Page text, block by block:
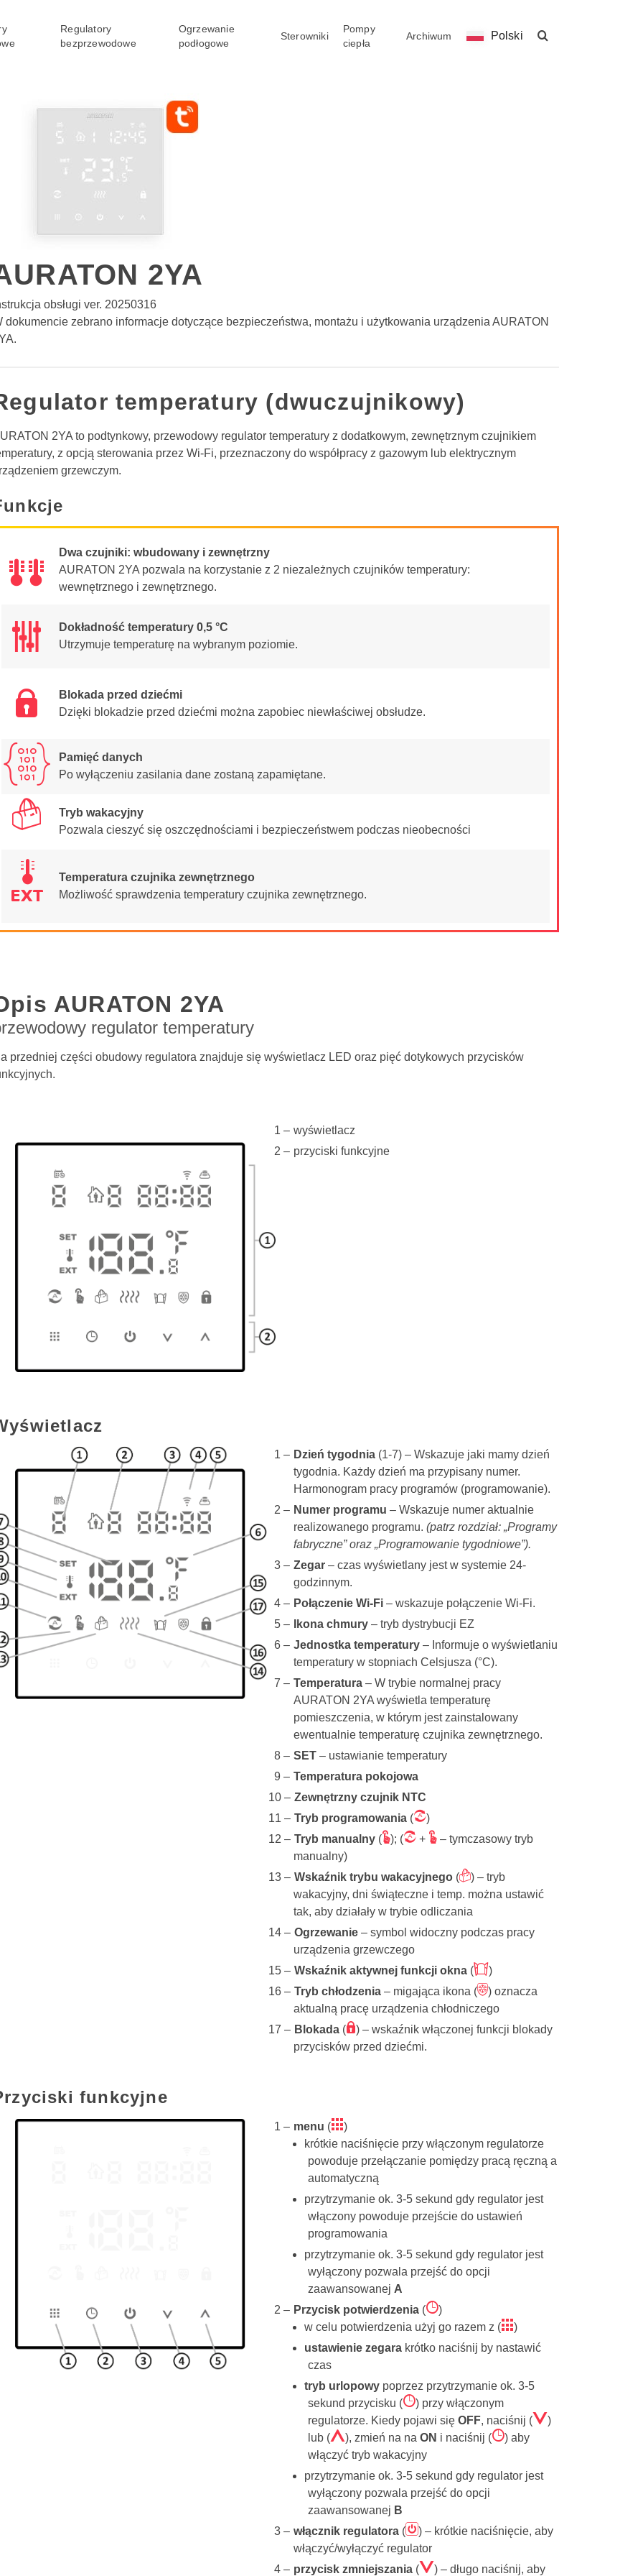
Regulatory
bezprzewodowe
Ogrzewanie
podłogowe
Sterowniki
Pompy
ciepła
Archiwum Polski
2YA
obsługi ver. 20250316
dokumencie zebrano informacje dotyczące bezpieczeństwa, montażu i użytkowania urządzenia AURATON
temperatury (dwuczujnikowy)
2YA to podtynkowy, przewodowy regulator temperatury z dodatkowym, zewnętrznym czujnikiem
z opcją sterowania przez Wi-Fi, przeznaczony do współpracy z gazowym lub elektrycznym
grzewczym.
ææ
Dwa czujniki: wbudowany i zewnętrzny
AURATON 2YA pozwala na korzystanie z 2 niezależnych czujników temperatury:
wewnętrznego i zewnętrznego.
Dokładność temperatury 0,5 °C
Utrzymuje temperaturę na wybranym poziomie.
Î
Blokada przed dziećmi
Dzięki blokadzie przed dziećmi można zapobiec niewłaściwej obsłudze.
]
Pamięć danych
Po wyłączeniu zasilania dane zostaną zapamiętane.
õ
Tryb wakacyjny
Pozwala cieszyć się oszczędnościami i bezpieczeństwem podczas nieobecności
é
Temperatura czujnika zewnętrznego
Możliwość sprawdzenia temperatury czujnika zewnętrznego.
AURATON 2YA
regulator temperatury
przedniej części obudowy regulatora znajduje się wyświetlacz LED oraz pięć dotykowych przycisków
wyświetlacz
przyciski funkcyjne
Dzień tygodnia (1-7) – Wskazuje jaki mamy dzień
tygodnia. Każdy dzień ma przypisany numer.
Harmonogram pracy programów (programowanie).
Numer programu – Wskazuje numer aktualnie
realizowanego programu. (patrz rozdział: „Programy
fabryczne” oraz „Programowanie tygodniowe”).
Zegar – czas wyświetlany jest w systemie 24-
godzinnym.
Połączenie Wi-Fi – wskazuje połączenie Wi-Fi.
Ikona chmury – tryb dystrybucji EZ
Jednostka temperatury – Informuje o wyświetlaniu
temperatury w stopniach Celsjusza (°C).
Temperatura – W trybie normalnej pracy
AURATON 2YA wyświetla temperaturę
pomieszczenia, w którym jest zainstalowany
ewentualnie temperaturę czujnika zewnętrznego.
SET – ustawianie temperatury
Temperatura pokojowa
Zewnętrzny czujnik NTC
Tryb programowania (Ü)
Tryb manualny (Ö); (Ü + Ö – tymczasowy tryb
manualny)
Wskaźnik trybu wakacyjnego (õ) – tryb
wakacyjny, dni świąteczne i temp. można ustawić
tak, aby działały w trybie odliczania
Ogrzewanie – symbol widoczny podczas pracy
urządzenia grzewczego
Wskaźnik aktywnej funkcji okna (÷)
Tryb chłodzenia – migająca ikona (â) oznacza
aktualną pracę urządzenia chłodniczego
Blokada (Î) – wskaźnik włączonej funkcji blokady
przycisków przed dziećmi.
funkcyjne
menu (ë)
krótkie naciśnięcie przy włączonym regulatorze
powoduje przełączanie pomiędzy pracą ręczną a
automatyczną
przytrzymanie ok. 3-5 sekund gdy regulator jest
włączony powoduje przejście do ustawień
programowania
przytrzymanie ok. 3-5 sekund gdy regulator jest
wyłączony pozwala przejść do opcji
zaawansowanej A
Przycisk potwierdzenia (Ê)
w celu potwierdzenia użyj go razem z (ë)
ustawienie zegara krótko naciśnij by nastawić
czas
tryb urlopowy poprzez przytrzymanie ok. 3-5
sekund przycisku (Ê) przy włączonym
regulatorze. Kiedy pojawi się OFF, naciśnij (Á)
lub (Â), zmień na na ON i naciśnij (Ê) aby
włączyć tryb wakacyjny
przytrzymanie ok. 3-5 sekund gdy regulator jest
wyłączony pozwala przejść do opcji
zaawansowanej B
włącznik regulatora (ã) – krótkie naciśnięcie, aby
włączyć/wyłączyć regulator
przycisk zmniejszania (Á) – długo naciśnij, aby